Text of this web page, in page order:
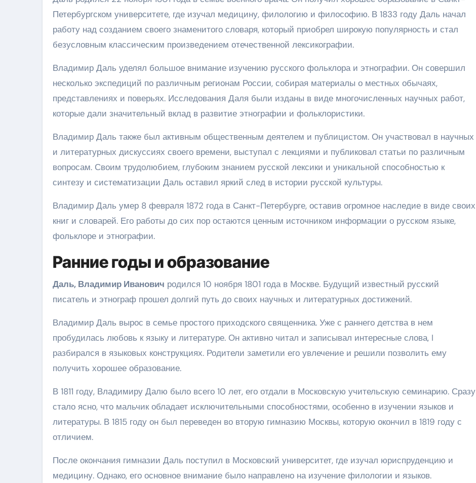
Петербургском университете, где изучал медицину, филологию и философию. В 1833 году Даль начал
работу над созданием своего знаменитого словаря, который приобрел широкую популярность и стал
безусловным классическим произведением отечественной лексикографии.
Владимир Даль уделял большое внимание изучению русского фольклора и этнографии. Он совершил
несколько экспедиций по различным регионам России, собирая материалы о местных обычаях,
представлениях и поверьях. Исследования Даля были изданы в виде многочисленных научных работ,
которые дали значительный вклад в развитие этнографии и фольклористики.
Владимир Даль также был активным общественным деятелем и публицистом. Он участвовал в научных
и литературных дискуссиях своего времени, выступал с лекциями и публиковал статьи по различным
вопросам. Своим трудолюбием, глубоким знанием русской лексики и уникальной способностью к
синтезу и систематизации Даль оставил яркий след в истории русской культуры.
Владимир Даль умер 8 февраля 1872 года в Санкт-Петербурге, оставив огромное наследие в виде своих
книг и словарей. Его работы до сих пор остаются ценным источником информации о русском языке,
фольклоре и этнографии.
Ранние годы и образование
Даль, Владимир Иванович родился 10 ноября 1801 года в Москве. Будущий известный русский
писатель и этнограф прошел долгий путь до своих научных и литературных достижений.
Владимир Даль вырос в семье простого приходского священника. Уже с раннего детства в нем
пробудилась любовь к языку и литературе. Он активно читал и записывал интересные слова, I
разбирался в языковых конструкциях. Родители заметили его увлечение и решили позволить ему
получить хорошее образование.
В 1811 году, Владимиру Далю было всего 10 лет, его отдали в Московскую учительскую семинарию. Сразу
стало ясно, что мальчик обладает исключительными способностями, особенно в изучении языков и
литературы. В 1815 году он был переведен во вторую гимназию Москвы, которую окончил в 1819 году с
отличием.
После окончания гимназии Даль поступил в Московский университет, где изучал юриспруденцию и
медицину. Однако, его основное внимание было направлено на изучение филологии и языков.